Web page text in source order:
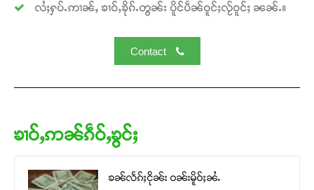
Support SHAN
တ်ႇ တူဝ်ႈလုမ်ႈၾႃႉၼၼ်ႉ ၶဝ်ႈႁူမ်ႈၵမ်ႉထႅမ် ၸုမ်းၶၢ
ဝ်ႇၽူႈတွႆႇႁွၵ်ႈ လႆႈယူႇၶႃႈဢေႃႈ။
လႆႈႁပ်ႉဢၢၼ်ႇ ၶၢဝ်ႇၶိုၵ်ႉတွၼ်း ပိူင်ပဵၼ်ဝူင်ႈလႂ်ဝူင်ႈ ၼၼ်ႉ။
Contact
ၶၢဝ်ႇဢၼ်ၵဵဝ်ႇၶွင်ႈ
ၶၼ်လႅၵ်ႈငိုၼ်း ဝၼ်းမိူဝ်ႈၼႆႉ